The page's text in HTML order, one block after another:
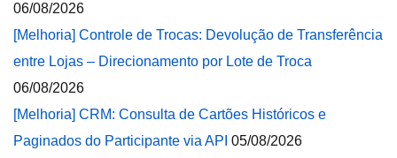
06/08/2026
[Melhoria] Controle de Trocas: Devolução de Transferência
entre Lojas – Direcionamento por Lote de Troca
06/08/2026
[Melhoria] CRM: Consulta de Cartões Históricos e
Paginados do Participante via API 05/08/2026